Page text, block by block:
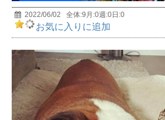
2022/06/02 全体:9 月:0週:0日:0
お気に入りに追加